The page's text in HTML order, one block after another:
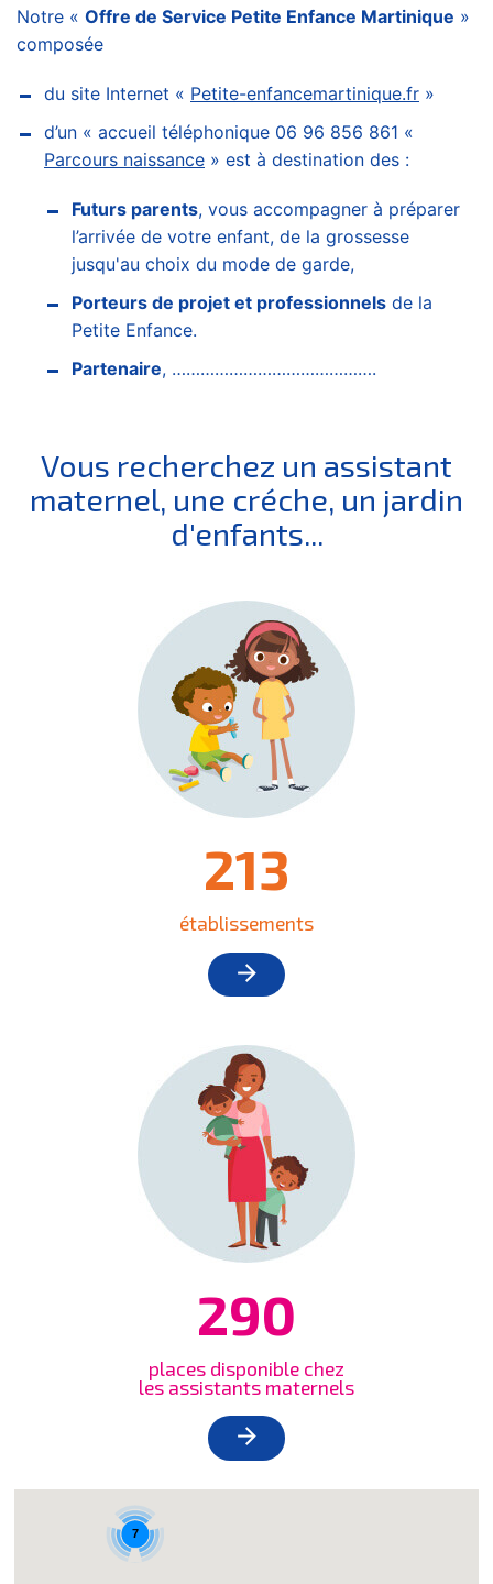
Notre « Offre de Service Petite Enfance Martinique »
composée
du site Internet « Petite-enfancemartinique.fr »
d’un « accueil téléphonique 06 96 856 861 «
Parcours naissance » est à destination des :
Futurs parents, vous accompagner à préparer
l’arrivée de votre enfant, de la grossesse
jusqu'au choix du mode de garde,
Porteurs de projet et professionnels de la
Petite Enfance.
Partenaire, …………………………………….
7
Vous recherchez un assistant
maternel, une créche, un jardin
d'enfants...
213
établissements
arrow_forward
290
places disponible chez
les assistants maternels
arrow_forward